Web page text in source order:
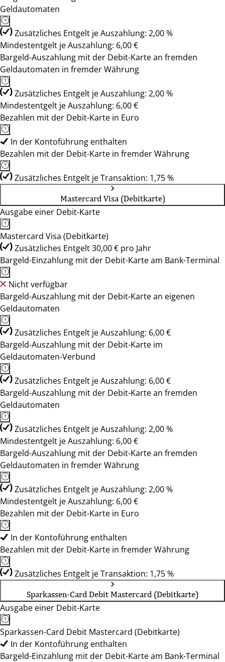
Geldautomaten
Zusätzliches Entgelt je Auszahlung: 2,00 %
Mindestentgelt je Auszahlung: 6,00 €
Bargeld-Auszahlung mit der Debit-Karte an fremden
Geldautomaten in fremder Währung
Zusätzliches Entgelt je Auszahlung: 2,00 %
Mindestentgelt je Auszahlung: 6,00 €
Bezahlen mit der Debit-Karte in Euro
In der Kontoführung enthalten
Bezahlen mit der Debit-Karte in fremder Währung
Zusätzliches Entgelt je Transaktion: 1,75 %
Mastercard Visa (Debitkarte)
Ausgabe einer Debit-Karte
Mastercard Visa (Debitkarte)
Zusätzliches Entgelt 30,00 € pro Jahr
Bargeld-Einzahlung mit der Debit-Karte am Bank-Terminal
Nicht verfügbar
Bargeld-Auszahlung mit der Debit-Karte an eigenen
Geldautomaten
Zusätzliches Entgelt je Auszahlung: 6,00 €
Bargeld-Auszahlung mit der Debit-Karte im
Geldautomaten-Verbund
Zusätzliches Entgelt je Auszahlung: 6,00 €
Bargeld-Auszahlung mit der Debit-Karte an fremden
Geldautomaten
Zusätzliches Entgelt je Auszahlung: 2,00 %
Mindestentgelt je Auszahlung: 6,00 €
Bargeld-Auszahlung mit der Debit-Karte an fremden
Geldautomaten in fremder Währung
Zusätzliches Entgelt je Auszahlung: 2,00 %
Mindestentgelt je Auszahlung: 6,00 €
Bezahlen mit der Debit-Karte in Euro
In der Kontoführung enthalten
Bezahlen mit der Debit-Karte in fremder Währung
Zusätzliches Entgelt je Transaktion: 1,75 %
Sparkassen-Card Debit Mastercard (Debitkarte)
Ausgabe einer Debit-Karte
Sparkassen-Card Debit Mastercard (Debitkarte)
In der Kontoführung enthalten
Bargeld-Einzahlung mit der Debit-Karte am Bank-Terminal